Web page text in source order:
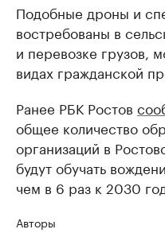
Подобные дроны и
востребованы в
и перевозке грузов,
видах гражданской
Ранее РБК Ростов
общее количество
организаций в
будут обучать
чем в 6 раз к 2030
Авторы